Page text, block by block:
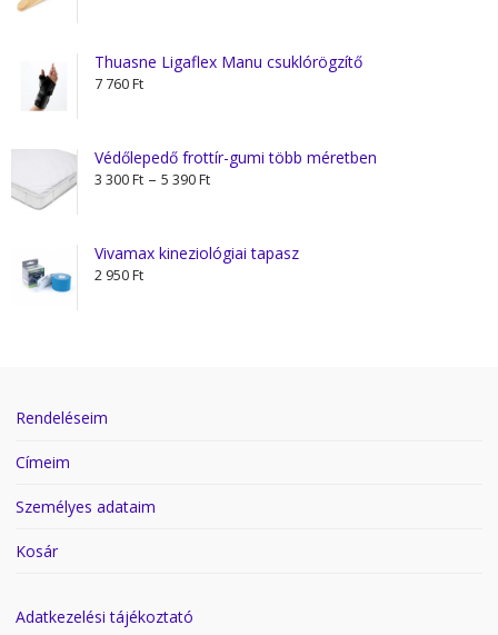
Thuasne Ligaflex Manu csuklórögzítő
7 760Ft
Védőlepedő frottír-gumi több méretben
3 300Ft – 5 390FtÁrtartomány:
-
Vivamax kineziológiai tapasz
2 950Ft
Rendeléseim
Címeim
Személyes adataim
Kosár
Adatkezelési tájékoztató